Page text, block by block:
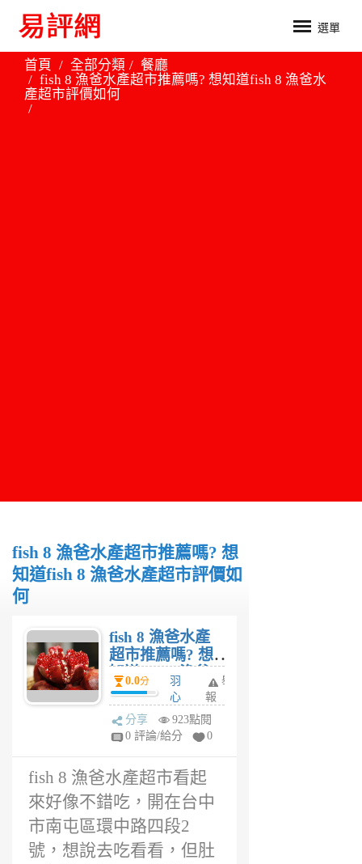
選單
首頁 全部分類
餐廳
fish 8 漁爸水產超市推薦嗎? 想知道fish 8 漁爸水
產超市評價如何
fish 8 漁爸水產超市推薦嗎? 想
知道fish 8 漁爸水產超市評價如
何
fish 8 漁爸水產
超市推薦嗎? 想
知道fish 8 漁爸
水產超市評價如
何
0.0分
羽
心
6
年
舉
報
分享
923點閱
0 評論/給分
0
fish 8 漁爸水產超市看起
來好像不錯吃，開在台中
市南屯區環中路四段2
號，想說去吃看看，但肚